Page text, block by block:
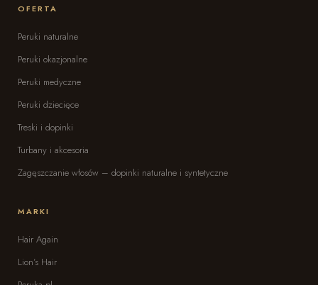
OFERTA
Peruki naturalne
Peruki okazjonalne
Peruki medyczne
Peruki dziecięce
Treski i dopinki
Turbany i akcesoria
Zagęszczanie włosów – dopinki naturalne i syntetyczne
MARKI
Hair Again
Lion’s Hair